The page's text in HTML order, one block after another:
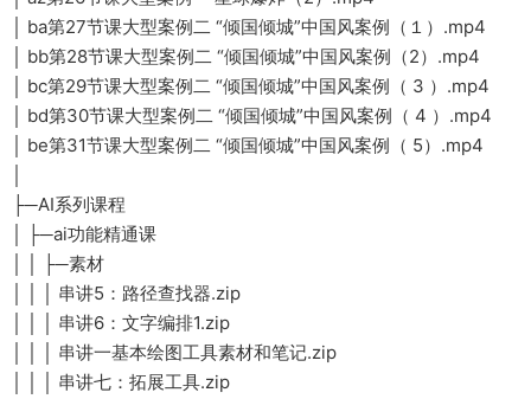
│ ba第27节课大型案例二 “倾国倾城”中国风案例（１）.mp4
│ bb第28节课大型案例二 “倾国倾城”中国风案例（2）.mp4
│ bc第29节课大型案例二 “倾国倾城”中国风案例（ 3 ）.mp4
│ bd第30节课大型案例二 “倾国倾城”中国风案例（ 4 ）.mp4
│ be第31节课大型案例二 “倾国倾城”中国风案例（ 5）.mp4
├─AI系列课程
│ ├─ai功能精通课
│ │ ├─素材
│ │ │ 串讲5：路径查找器.zip
│ │ │ 串讲6：文字编排1.zip
│ │ │ 串讲一基本绘图工具素材和笔记.zip
│ │ │ 串讲七：拓展工具.zip